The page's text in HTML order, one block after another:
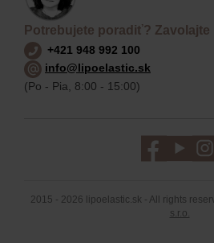
Potrebujete poradiť? Zavolajte
+421 948 992 100
info@lipoelastic.sk
(Po - Pia, 8:00 - 15:00)
2015 - 2026 lipoelastic.sk - All rights
s.r.o.